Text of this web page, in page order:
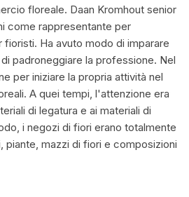
floreale. Daan Kromhout senior
come rappresentante per
Ha avuto modo di imparare
padroneggiare la professione. Nel
per iniziare la propria attività nel
A quei tempi, l'attenzione era
di legatura e ai materiali di
i negozi di fiori erano totalmente
piante, mazzi di fiori e composizioni